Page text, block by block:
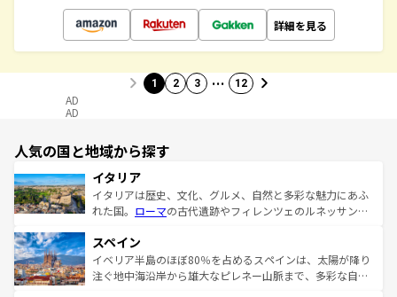
詳細を見る
1 2 3 … 12
AD
AD
人気の国と地域から探す
イタリア
イタリアは歴史、文化、グルメ、自然と多彩な魅力にあふ
れた国。 ローマの古代遺跡やフィレンツェのルネッサンス
ろん、トスカーナの美しい田園風景やアマルフィ海岸の絶
景など、自然景観も見逃せない。観光の合間には、本場の
ピザやパスタなど、絶品のイタリア料理を堪能することも
スペイン
イベリア半島のほぼ80％を占めるスペインは、太陽が降り
注ぐ地中海沿岸から雄大なピレネー山脈まで、多彩な自然